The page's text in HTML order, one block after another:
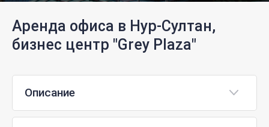
Аренда офиса в Нур-Султан,
бизнес центр "Grey Plaza"
Описание